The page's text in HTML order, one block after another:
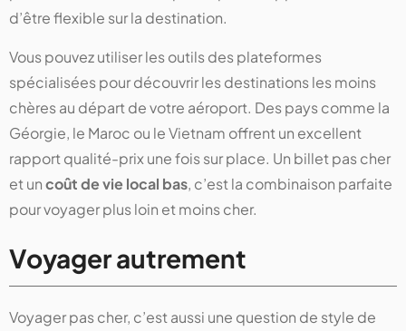
d’être flexible sur la destination.
Vous pouvez utiliser les outils des plateformes
spécialisées pour découvrir les destinations les moins
chères au départ de votre aéroport. Des pays comme la
Géorgie, le Maroc ou le Vietnam offrent un excellent
rapport qualité-prix une fois sur place. Un billet pas cher
et uncoût de vie local bas, c’est la combinaison parfaite
pour voyager plus loin et moins cher.
Voyager autrement
Voyager pas cher, c’est aussi une question de style de